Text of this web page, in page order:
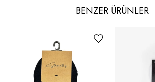
BENZER ÜRÜNLER